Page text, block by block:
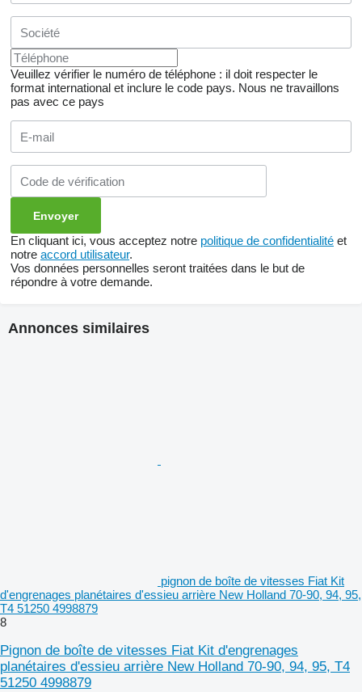
Veuillez vérifier le numéro de téléphone : il doit respecter le
format international et inclure le code pays. Nous ne travaillons
pas avec ce pays
En cliquant ici, vous acceptez notre politique de confidentialité et
notre accord utilisateur.
Vos données personnelles seront traitées dans le but de
répondre à votre demande.
Annonces similaires
pignon de boîte de vitesses Fiat Kit
d'engrenages planétaires d'essieu arrière New Holland 70-90, 94, 95,
T4 51250 4998879
8
Pignon de boîte de vitesses Fiat Kit d'engrenages
planétaires d'essieu arrière New Holland 70-90, 94, 95, T4
51250 4998879